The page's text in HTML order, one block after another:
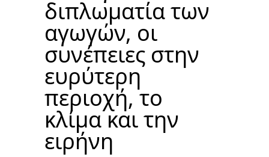
διπλωματία των
αγωγών, οι
συνέπειες στην
ευρύτερη
περιοχή, το
κλίμα και την
ειρήνη